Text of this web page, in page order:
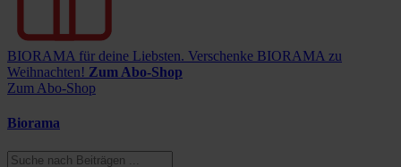
BIORAMA für deine Liebsten. Verschenke BIORAMA zu
Weihnachten! Zum Abo-Shop
Zum Abo-Shop
Biorama